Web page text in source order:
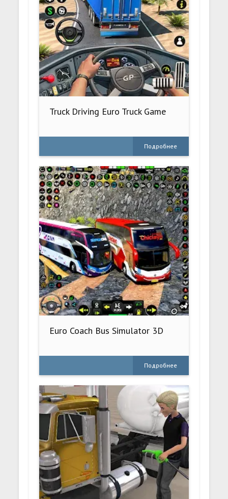
Truck Driving Euro Truck Game
Подробнее
Euro Coach Bus Simulator 3D
Подробнее